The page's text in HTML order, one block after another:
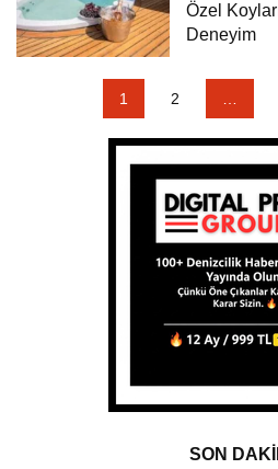
Özel
Deneyim
1 2 …
SON